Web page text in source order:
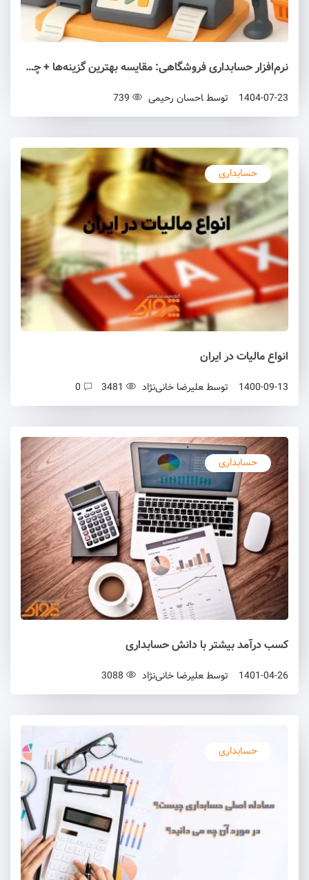
نرم‌افزار حسابداری فروشگاهی: مقایسه بهترین گزینه‌ها + چک‌لیست انتخاب (۱۴۰۵)
1404-07-23 توسط احسان رحیمی
حسابداری
انواع مالیات در ایران
1400-09-13 توسط علیرضا خانی‌نژاد
حسابداری
کسب درآمد بیشتر با دانش حسابداری
1401-04-26 توسط علیرضا خانی‌نژاد
حسابداری